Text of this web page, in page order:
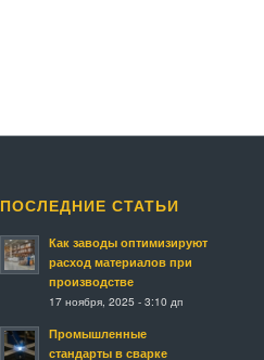
ПОСЛЕДНИЕ СТАТЬИ
Как заводы оптимизируют
расход материалов при
производстве
17 ноября, 2025 - 3:10 дп
Промышленные
стандарты в сварке